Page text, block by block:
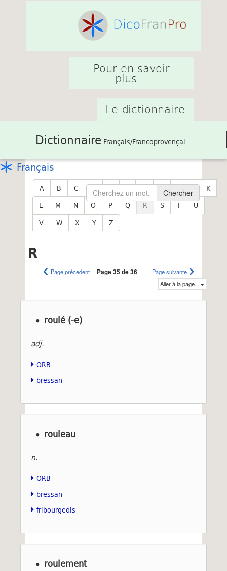
Pour en savoir
plus...
Le dictionnaire
Dictionnaire Français/Francoprovençal
Français
Chercher
A B C D E F G H I J
K
L
M N O P Q R S T
U
V
W X Y Z
R
Page précedent Page 35 de 36
Page suivante
Aller à la page...
roulé (-e)
adj.
ORB
bressan
rouleau
n.
ORB
bressan
fribourgeois
roulement